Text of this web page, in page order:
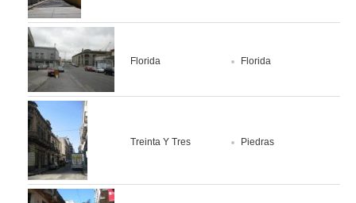
Florida Florida
Treinta Y Tres Piedras